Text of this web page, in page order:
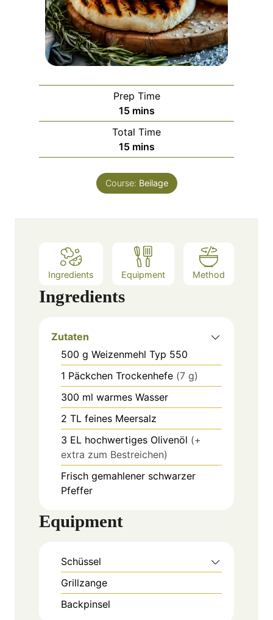
Prep Time
15m
i
n
u
e
s
mins
Total Time
15m
i
n
u
mins
Course: Beilage
Ingredients Equipment Method
Ingredients
Zutaten
500 g Weizenmehl Typ 550
1 Päckchen Trockenhefe (7 g)
300 ml warmes Wasser
2 TL feines Meersalz
3 EL hochwertiges Olivenöl (+
extra zum Bestreichen)
Frisch gemahlener schwarzer
Pfeffer
Equipment
Schüssel
Grillzange
Backpinsel